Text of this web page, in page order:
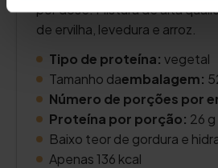
por dose. Mistura de alta
de ervilha, levedura e arroz.
Tipo de proteína: vegetal
Tamanho daembalagem:
Número de porções por
Proteína por porção: 26 g
Baixo teor de gordura e
Apenas 136 kcal